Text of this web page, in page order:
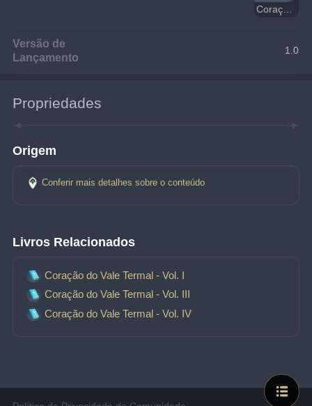
Coração das Águas Termais
Versão de
Lançamento
1.0
Propriedades
Origem
Conferir mais detalhes sobre o conteúdo
Livros Relacionados
Coração do Vale Termal - Vol. I
Coração do Vale Termal - Vol. III
Coração do Vale Termal - Vol. IV